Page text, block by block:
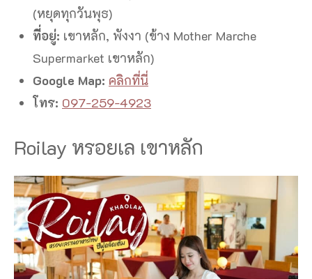
(หยุดทุกวันพุธ)
ที่อยู่: เขาหลัก, พังงา (ข้าง Mother Marche
Supermarket เขาหลัก)
Google Map: คลิกที่นี่
โทร: 097-259-4923
Roilay หรอยเล เขาหลัก